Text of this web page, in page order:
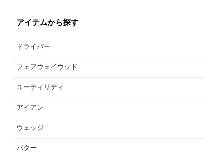
アイテムから探す
ドライバー
フェアウェイウッド
ユーティリティ
アイアン
ウェッジ
パター